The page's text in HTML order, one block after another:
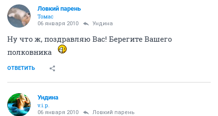
Ловкий парень
Томас
06 января 2010 Ундина
Ну что ж, поздравляю Вас! Берегите Вашего
полковника
ОТВЕТИТЬ
Ундина
v.i.p.
06 января 2010 Ловкий парень